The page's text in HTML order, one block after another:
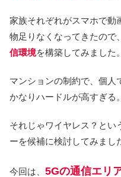
家族それぞれがスマホで動
物足りなくなってきたので、
信環境を構築してみました。
マンションの制約で、個人
かなりハードルが高すぎる。
それじゃワイヤレス？とい
ーを候補に検討してみまし
今回は、 5Gの通信エリ